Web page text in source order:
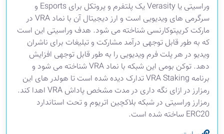
وراسیتی یا Verasity یک پلتفرم و پروتکل برای Esports و
سرگرمی های ویدیویی است و ارز دیجیتال آن با نماد VRA در
مارکت کریپتوکارنسی شناخته می شود. هدف وراسیتی این است
که به طور قابل توجهی درآمد مشارکت و تبلیغات برای ناشران
ویدیو در هر پلت فرم ویدیویی را به طور قابل توجهی افزایش
دهد. توکن بومی این شبکه با نماد VRA شناخته می شود و
برنامه VRA Staking تدارک دیده شده است تا هولدر های این
رمزارز در ازای نگه داری در مدت مشخص پاداش VRA اهدا کند.
رمزارز وراسیتی در شبکه بلاکچین اتریوم و تحت استاندارد
ERC20 ساخته شده است.